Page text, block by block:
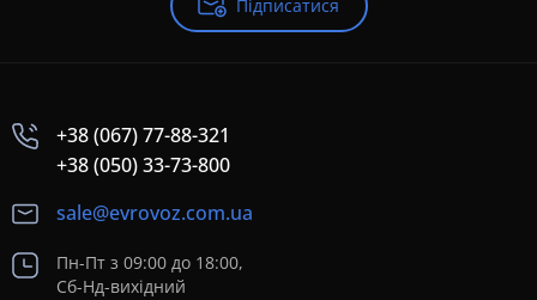
Підписатися
+38 (067) 77-88-321
+38 (050) 33-73-800
sale@evrovoz.com.ua
Пн-Пт з 09:00 до 18:00,
Сб-Нд-вихідний